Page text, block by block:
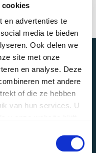
cookies
en advertenties te
media te bieden
Ook delen we
site met onze
en analyse. Deze
met andere
of die ze hebben
van hun services. U
er een
offerte aan.